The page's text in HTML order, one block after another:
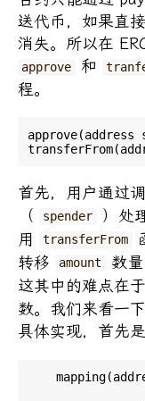
送代币，如果直
消失。所以在
approve 和
程。
首先，用户通过
（
spender ）处
用
transferFrom
转移
amount 数
这其中的难点在于
数。我们来看一
具体实现，首先是